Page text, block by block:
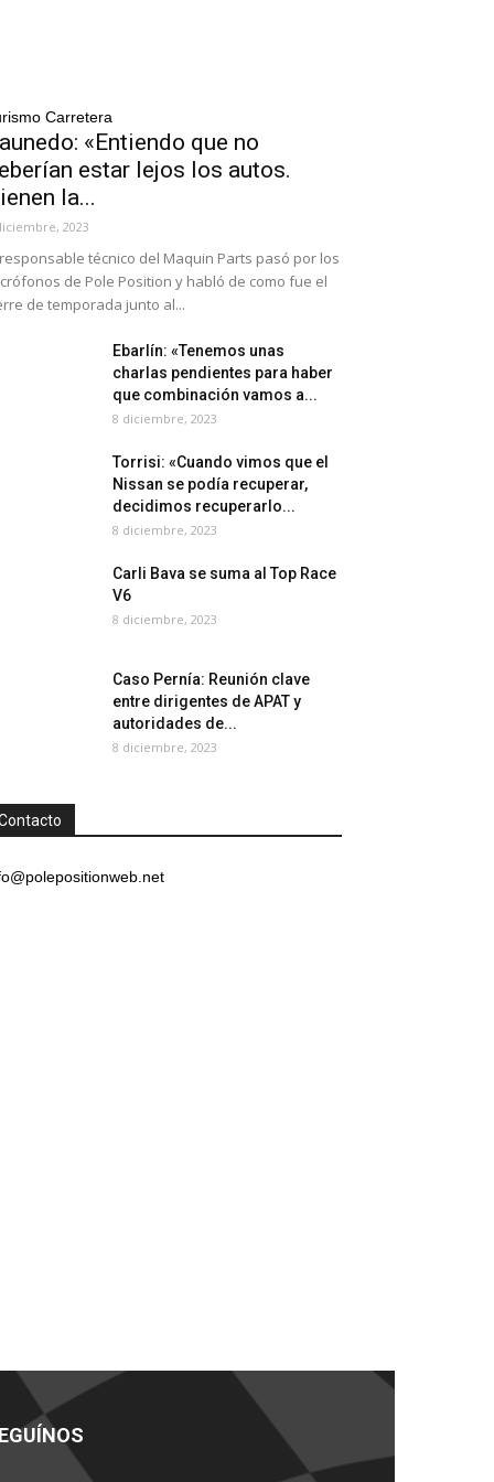
Carretera
«Entiendo que no
estar lejos los autos.
la...
2023
técnico del Maquin Parts pasó por los
de Pole Position y habló de como fue el
de temporada junto al...
Ebarlín: «Tenemos unas
charlas pendientes para haber
que combinación vamos a...
8 diciembre, 2023
Torrisi: «Cuando vimos que el
Nissan se podía recuperar,
decidimos recuperarlo...
8 diciembre, 2023
Carli Bava se suma al Top Race
V6
8 diciembre, 2023
Caso Pernía: Reunión clave
entre dirigentes de APAT y
autoridades de...
8 diciembre, 2023